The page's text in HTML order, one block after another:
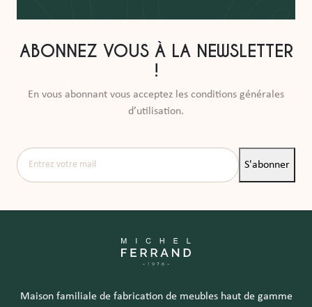
ABONNEZ VOUS À LA NEWSLETTER
!
En vous abonnant vous acceptez les conditions générales
d’utilisation.
Entrez votre mail
S'abonner
Maison familiale de fabrication de meubles haut de gamme